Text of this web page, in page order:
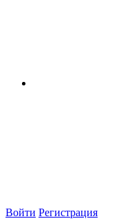
Войти Регистрация